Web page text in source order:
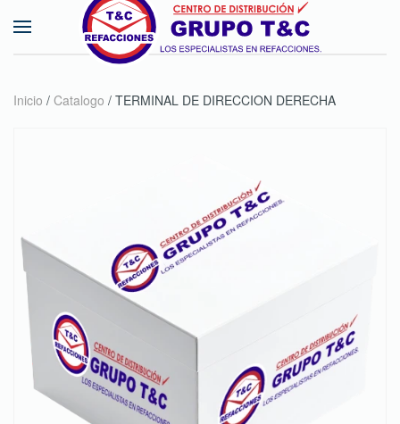
Skip to main content
Inicio / Catalogo / TERMINAL DE DIRECCION DERECHA